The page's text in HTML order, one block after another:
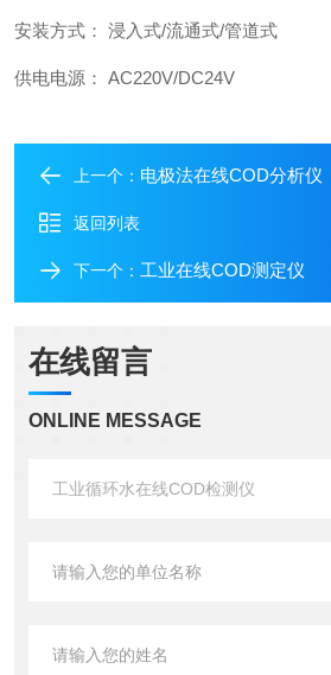
安装方式： 浸入式/流通式/管道式
供电电源： AC220V/DC24V
上一个： 电极法在线COD分析仪
返回列表
下一个： 工业在线COD测定仪
在线留言
ONLINE MESSAGE